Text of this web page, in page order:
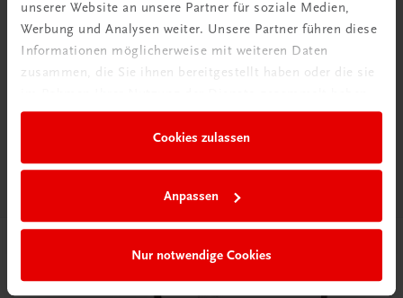
unserer Website an unsere Partner für soziale Medien,
Werbung und Analysen weiter. Unsere Partner führen diese
Informationen möglicherweise mit weiteren Daten
zusammen, die Sie ihnen bereitgestellt haben oder die sie
Cookies zulassen
Anpassen
Nur notwendige Cookies
Neu in der DigiBox
Klassenzimmer“